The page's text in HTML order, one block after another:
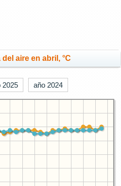
aire en abril, °C
2025 año 2024